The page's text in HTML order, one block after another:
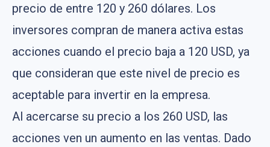
precio de entre 120 y 260 dólares. Los
inversores compran de manera activa estas
acciones cuando el precio baja a 120 USD, ya
que consideran que este nivel de precio es
aceptable para invertir en la empresa.
Al acercarse su precio a los 260 USD, las
acciones ven un aumento en las ventas. Dado